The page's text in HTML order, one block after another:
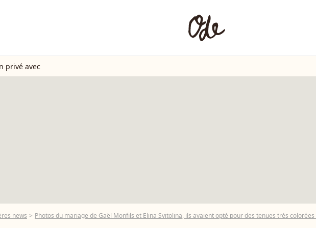
privé avec
news Photos du mariage de Gaël Monfils et Elina Svitolina, ils avaient opté pour des tenues très